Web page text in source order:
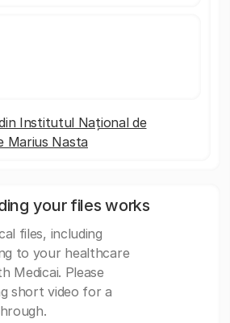
Institutul Național de
Marius Nasta
your files works
files, including
to your healthcare
Medicai. Please
short video for a